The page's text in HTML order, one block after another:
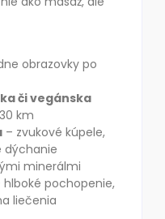
obrazovky po
či vegánska
km
– zvukové kúpele,
dýchanie
minerálmi
hlboké pochopenie,
liečenia